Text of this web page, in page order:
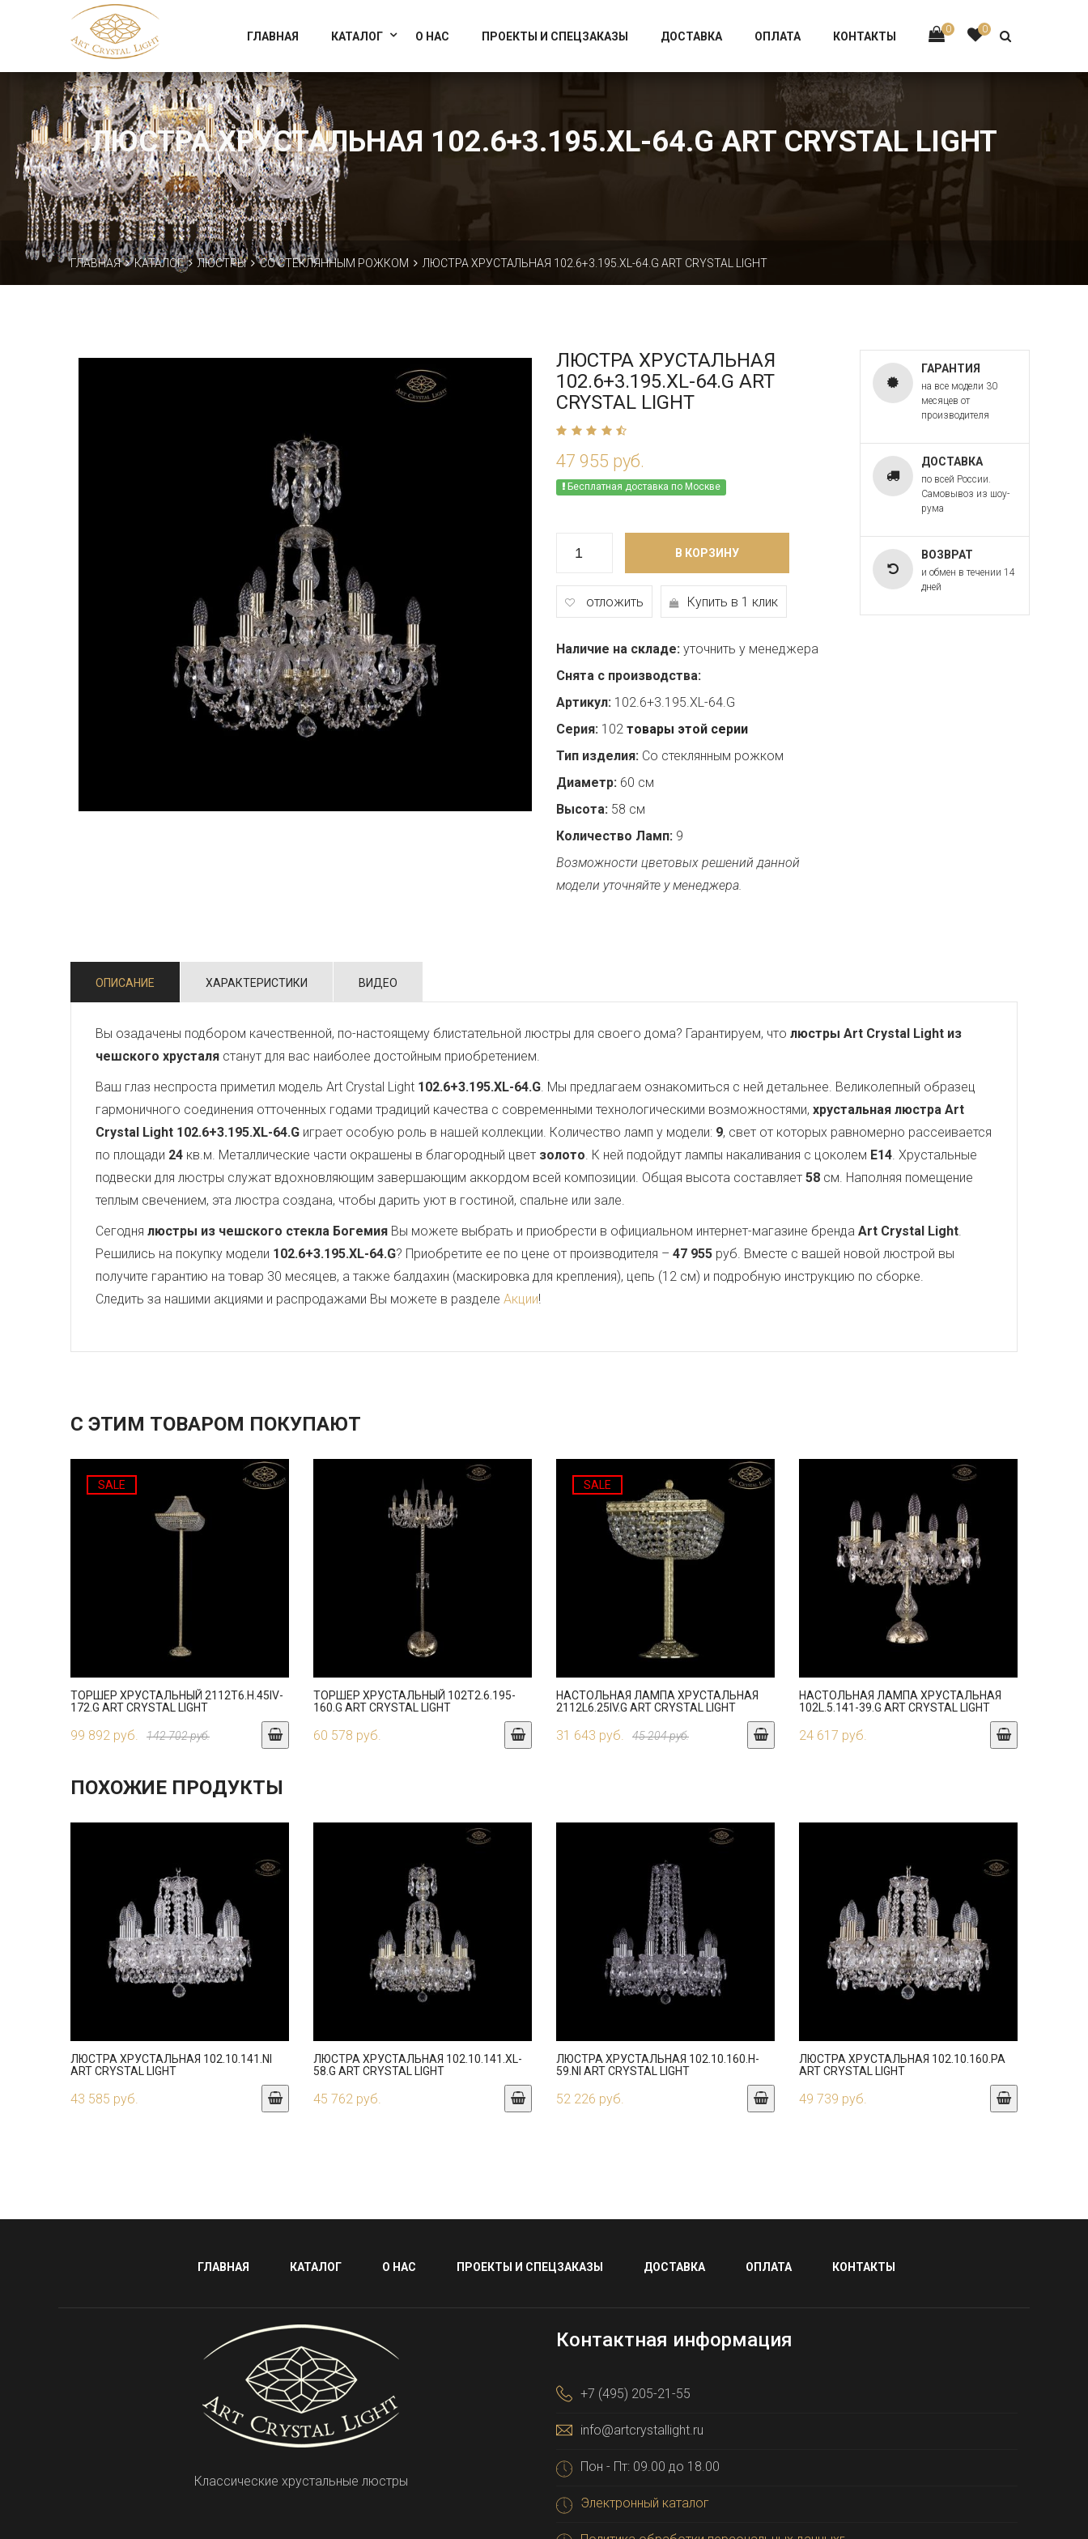
Официальный магазин фабрики Art Crystal Light
0 0
ГЛАВНАЯ КАТАЛОГ О НАС ПРОЕКТЫ И СПЕЦЗАКАЗЫ ДОСТАВКА ОПЛАТА КОНТАКТЫ
ЛЮСТРА ХРУСТАЛЬНАЯ 102.6+3.195.XL-64.G ART CRYSTAL LIGHT
ГЛАВНАЯ КАТАЛОГ ЛЮСТРЫ СО СТЕКЛЯННЫМ РОЖКОМ ЛЮСТРА ХРУСТАЛЬНАЯ 102.6+3.195.XL-64.G ART CRYSTAL LIGHT
ЛЮСТРА ХРУСТАЛЬНАЯ
102.6+3.195.XL-64.G ART
CRYSTAL LIGHT
47 955 руб.
Бесплатная доставка по Москве
В КОРЗИНУ
отложить Купить в 1 клик
Наличие на складе: уточнить у менеджера
Снята с производства:
Артикул: 102.6+3.195.XL-64.G
Серия: 102 товары этой серии
Тип изделия: Со стеклянным рожком
Диаметр: 60 см
Высота: 58 см
Количество Ламп: 9
Возможности цветовых решений данной
модели уточняйте у менеджера.
ГАРАНТИЯ
на все модели 30
месяцев от
производителя
ДОСТАВКА
по всей России.
Самовывоз из шоу-
рума
ВОЗВРАТ
и обмен в течении 14
дней
ОПИСАНИЕ ХАРАКТЕРИСТИКИ ВИДЕО
Вы озадачены подбором качественной, по-настоящему блистательной люстры для своего дома? Гарантируем, что люстры Art Crystal Light из
чешского хрусталя станут для вас наиболее достойным приобретением.
Ваш глаз неспроста приметил модель Art Crystal Light 102.6+3.195.XL-64.G. Мы предлагаем ознакомиться с ней детальнее. Великолепный образец
гармоничного соединения отточенных годами традиций качества с современными технологическими возможностями, хрустальная люстра Art
Crystal Light 102.6+3.195.XL-64.G играет особую роль в нашей коллекции. Количество ламп у модели: 9, свет от которых равномерно рассеивается
по площади 24 кв.м. Металлические части окрашены в благородный цвет золото. К ней подойдут лампы накаливания с цоколем E14. Хрустальные
подвески для люстры служат вдохновляющим завершающим аккордом всей композиции. Общая высота составляет 58 см. Наполняя помещение
теплым свечением, эта люстра создана, чтобы дарить уют в гостиной, спальне или зале.
Сегодня люстры из чешского стекла Богемия Вы можете выбрать и приобрести в официальном интернет-магазине бренда Art Crystal Light.
Решились на покупку модели 102.6+3.195.XL-64.G? Приобретите ее по цене от производителя – 47 955 руб. Вместе с вашей новой люстрой вы
получите гарантию на товар 30 месяцев, а также балдахин (маскировка для крепления), цепь (12 см) и подробную инструкцию по сборке.
Следить за нашими акциями и распродажами Вы можете в разделе Акции!
С ЭТИМ ТОВАРОМ ПОКУПАЮТ
SALE
ТОРШЕР ХРУСТАЛЬНЫЙ 2112T6.H.45IV-
172.G ART CRYSTAL LIGHT
99 892 руб. 142 702 руб.
ТОРШЕР ХРУСТАЛЬНЫЙ 102T2.6.195-
160.G ART CRYSTAL LIGHT
60 578 руб.
SALE
НАСТОЛЬНАЯ ЛАМПА ХРУСТАЛЬНАЯ
2112L6.25IV.G ART CRYSTAL LIGHT
31 643 руб. 45 204 руб.
НАСТОЛЬНАЯ ЛАМПА ХРУСТАЛЬНАЯ
102L.5.141-39.G ART CRYSTAL LIGHT
24 617 руб.
ПОХОЖИЕ ПРОДУКТЫ
ЛЮСТРА ХРУСТАЛЬНАЯ 102.10.141.NI
ART CRYSTAL LIGHT
43 585 руб.
ЛЮСТРА ХРУСТАЛЬНАЯ 102.10.141.XL-
58.G ART CRYSTAL LIGHT
45 762 руб.
ЛЮСТРА ХРУСТАЛЬНАЯ 102.10.160.H-
59.NI ART CRYSTAL LIGHT
52 226 руб.
ЛЮСТРА ХРУСТАЛЬНАЯ 102.10.160.PA
ART CRYSTAL LIGHT
49 739 руб.
ГЛАВНАЯ КАТАЛОГ О НАС ПРОЕКТЫ И СПЕЦЗАКАЗЫ ДОСТАВКА ОПЛАТА КОНТАКТЫ
Классические хрустальные люстры
Контактная информация
+7 (495) 205-21-55
info@artcrystallight.ru
Пон - Пт: 09.00 до 18.00
Электронный каталог